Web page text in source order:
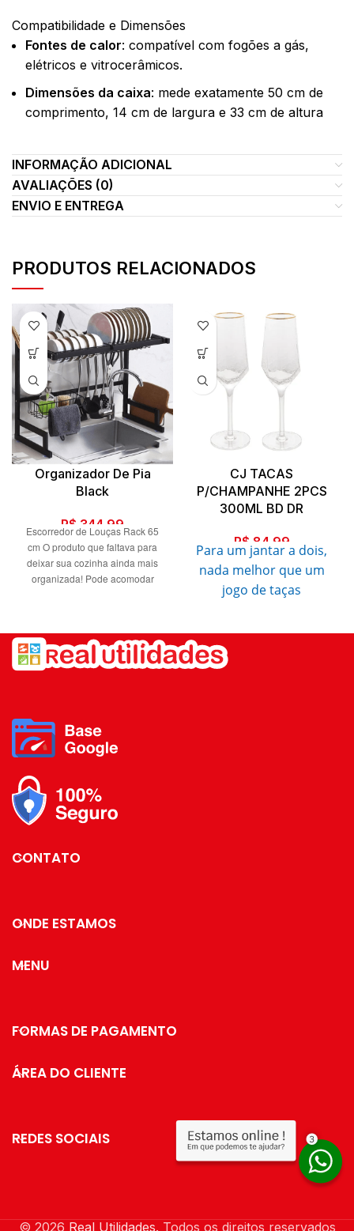
Compatibilidade e Dimensões
Fontes de calor: compatível com fogões a gás,
elétricos e vitrocerâmicos.
Dimensões da caixa: mede exatamente 50 cm de
comprimento, 14 cm de largura e 33 cm de altura
INFORMAÇÃO ADICIONAL
AVALIAÇÕES (0)
ENVIO E ENTREGA
PRODUTOS RELACIONADOS
Organizador De Pia
Black
R$ 344,99
Escorredor de Louças Rack 65
cm O produto que faltava para
deixar sua cozinha ainda mais
organizada! Pode acomodar
cozinha. Suas peças são de
encaixe, podendo assim ser
trocadas de lugar e facilitando a
resistência. Fácil instalação.
Dimensões e Peso: Altura: 52 cm.
Largura: 32 cm. Comprimento: 65
acompanham o produto. Fotos
meramente ilustrativas.
CJ TACAS
P/CHAMPANHE 2PCS
300ML BD DR
R$84,99
Para um jantar a dois,
nada melhor que um
jogo de taças
Jogo com 2 taças com a
borda dourada, feito
CONTATO
ONDE ESTAMOS
MENU
FORMAS DE PAGAMENTO
ÁREA DO CLIENTE
REDES SOCIAIS
© 2026 Real Utilidades. Todos os direitos reservados